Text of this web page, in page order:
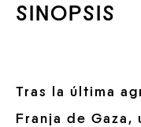
SINOPSIS
Tras la última
Franja de Gaza,